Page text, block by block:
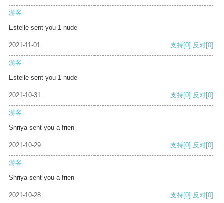
游客
Estelle sent you 1 nude
2021-11-01 支持[0] 反对[0]
游客
Estelle sent you 1 nude
2021-10-31 支持[0] 反对[0]
游客
Shriya sent you a frien
2021-10-29 支持[0] 反对[0]
游客
Shriya sent you a frien
2021-10-28 支持[0] 反对[0]